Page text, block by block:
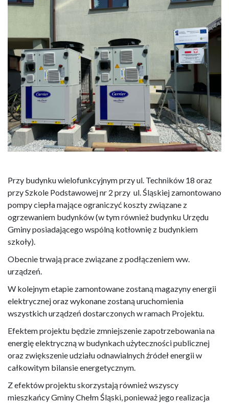
Przy budynku wielofunkcyjnym przy ul. Techników 18 oraz
przy Szkole Podstawowej nr 2 przy ul. Śląskiej zamontowano
pompy ciepła mające ograniczyć koszty związane z
ogrzewaniem budynków (w tym również budynku Urzędu
Gminy posiadającego wspólną kotłownię z budynkiem
szkoły).
Obecnie trwają prace związane z podłączeniem ww.
urządzeń.
W kolejnym etapie zamontowane zostaną magazyny energii
elektrycznej oraz wykonane zostaną uruchomienia
wszystkich urządzeń dostarczonych w ramach Projektu.
Efektem projektu będzie zmniejszenie zapotrzebowania na
energię elektryczną w budynkach użyteczności publicznej
oraz zwiększenie udziału odnawialnych źródeł energii w
całkowitym bilansie energetycznym.
Z efektów projektu skorzystają również wszyscy
mieszkańcy Gminy Chełm Śląski, ponieważ jego realizacja